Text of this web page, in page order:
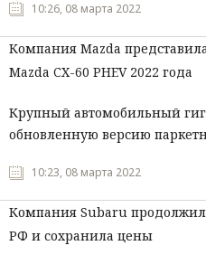
10:26, 08 марта 2022
Компания Mazda
Mazda CX-60 PHEV 2022 года
Крупный автомобильный
обновленную версию
10:23, 08 марта 2022
Компания Subaru
РФ и сохранила цены